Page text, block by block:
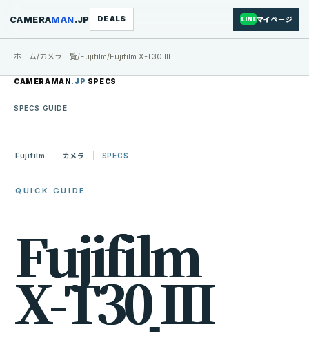
CAMERAMAN.JP DEALS LINEマイページ
ホーム/カメラ一覧/Fujifilm/Fujifilm X-T30 III
CAMERAMAN.JP SPECS
SPECS GUIDE
Fujifilm カメラ SPECS
QUICK GUIDE
Fujifilm
X-T30III